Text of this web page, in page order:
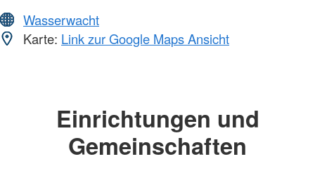
Wasserwacht
Karte: Link zur Google Maps Ansicht
Einrichtungen und
Gemeinschaften